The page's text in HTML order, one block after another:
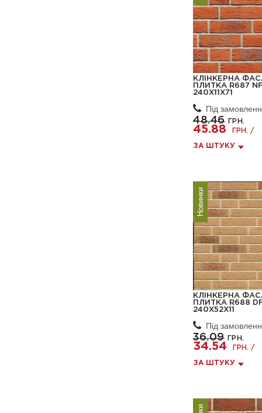
КЛІНКЕРНА
ПЛИТКА R687
240X11X71
Під
48.46 ГРН.
45.88 ГРН. /
ЗА ШТУКУ
Новинки
КЛІНКЕРНА
ПЛИТКА R688
240X52X11
Під
36.09 ГРН.
34.54 ГРН. /
ЗА ШТУКУ